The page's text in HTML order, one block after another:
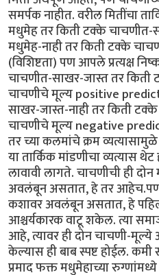
समर्पक नाहीत. वरील मितींचा
मधुमेह तर किती टक्के चाचणीत-
मधुमेह-नाही तर किती टक्के
(विशिष्टता) पण आपले प्रत्यक्ष
चाचणीत-साखर-जास्त तर किती
चाचणीचे मूल्य positive
साखर-जास्त-नाही तर किती
चाचणीचे मूल्य negative
तर च्या कलमांचे क्रम
या तार्किक मांडणीचा व्यत्यास थेट
लावावी लागते. चाचणीची ही
अवलंबून असतात, हे तर आहेच.पण
कशावर अवलंबून असतात, हे
आश्चर्यकारक वाटू शकेल. त्या
आहे, त्यावर ही दोन चाचणी-
केल्यास ही बाब स्पष्ट होईल.
प्रमाद फक्त मधुमेहाच्या